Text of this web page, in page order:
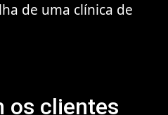
de uma clínica de
os clientes